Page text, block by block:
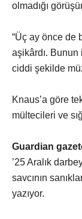
olmadığı
“Üç ay önce de
aşikârdı.
ciddi şekilde
Knaus’a göre
mültecileri ve
Guardian
’25 Aralık
savcının
yazıyor.